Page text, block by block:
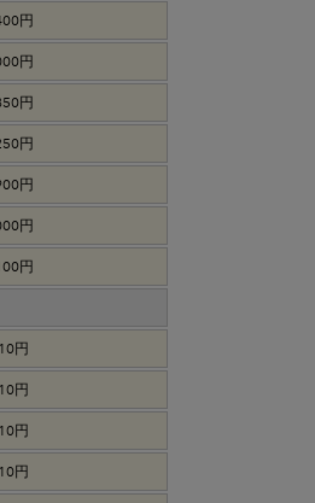
円
円
円
円
円
円
円
円
円
円
円